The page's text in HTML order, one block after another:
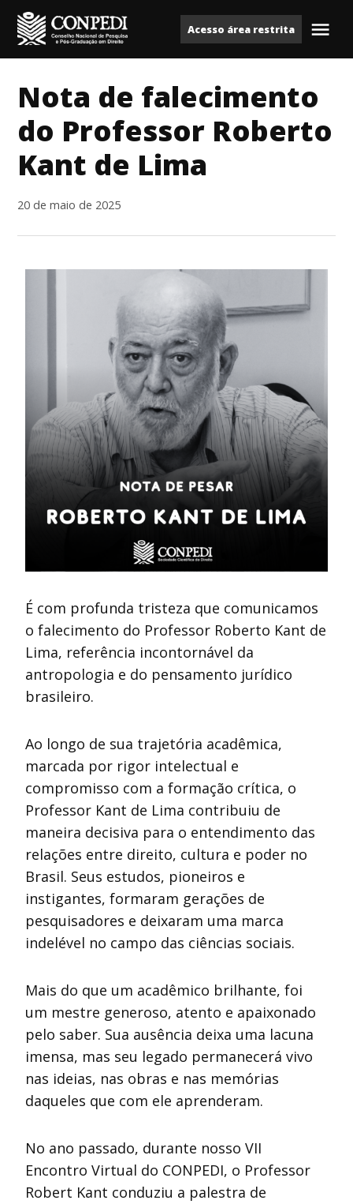
para
o
ConpediAcesso área restrita
Nota de falecimento
do Professor Roberto
Kant de Lima
20 de maio de 2025
É com profunda tristeza que comunicamos
o falecimento do Professor Roberto Kant de
Lima, referência incontornável da
antropologia e do pensamento jurídico
brasileiro.
Ao longo de sua trajetória acadêmica,
marcada por rigor intelectual e
compromisso com a formação crítica, o
Professor Kant de Lima contribuiu de
maneira decisiva para o entendimento das
relações entre direito, cultura e poder no
Brasil. Seus estudos, pioneiros e
instigantes, formaram gerações de
pesquisadores e deixaram uma marca
indelével no campo das ciências sociais.
Mais do que um acadêmico brilhante, foi
um mestre generoso, atento e apaixonado
pelo saber. Sua ausência deixa uma lacuna
imensa, mas seu legado permanecerá vivo
nas ideias, nas obras e nas memórias
daqueles que com ele aprenderam.
No ano passado, durante nosso VII
Encontro Virtual do CONPEDI, o Professor
Robert Kant conduziu a palestra de